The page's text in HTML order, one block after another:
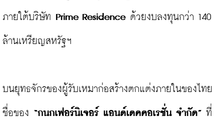
ภายใต้บริษัท Prime Residence ด้วยงบลงทุนกว่า 140
ล้านเหรียญสหรัฐฯ
บนยุทธจักรของผู้รับเหมาก่อสร้างตกแต่งภายในของไทย
ชื่อของ “กนกเฟอร์นิเจอร์ แอนด์เดคคอเรชั่น จำกัด” ที่